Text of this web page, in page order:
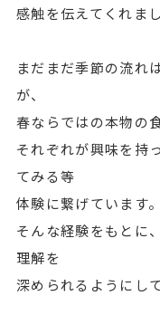
感触を伝えてくれまし
まだまだ季節の流れ
が、
春ならではの本物の
それぞれが興味を持
てみる等
体験に繋げています。
そんな経験をもとに
理解を
深められるようにし